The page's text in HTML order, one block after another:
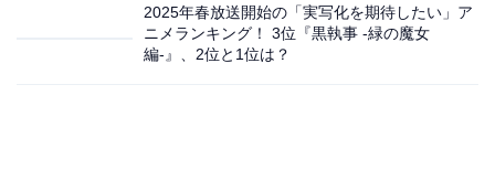
2025年春放送開始の「実写化を期待したい」ア
ニメランキング！ 3位『黒執事 -緑の魔女
編-』、2位と1位は？